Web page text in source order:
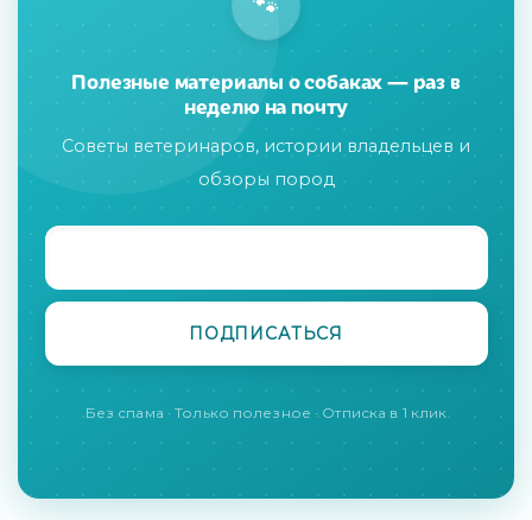
Полезные материалы о собаках — раз в
неделю на почту
Советы ветеринаров, истории владельцев и
обзоры пород
Без спама · Только полезное · Отписка в 1 клик